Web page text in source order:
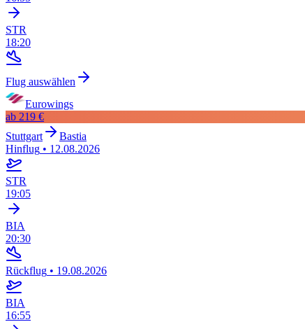
STR
18:20
Flug auswählen
Eurowings
ab 219 €
Stuttgart
Bastia
Hinflug • 12.08.2026
STR
19:05
BIA
20:30
Rückflug • 19.08.2026
BIA
16:55